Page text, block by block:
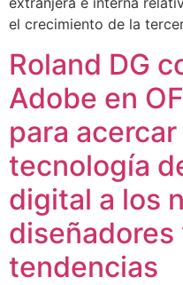
el crecimiento de la
Roland DG
Adobe en
para
tecnología
digital a los
diseñadores
tendencias